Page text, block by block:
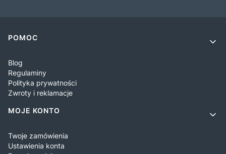
Linki w stopce
POMOC
Blog
Regulaminy
Polityka prywatności
Zwroty i reklamacje
MOJE KONTO
Twoje zamówienia
Ustawienia konta